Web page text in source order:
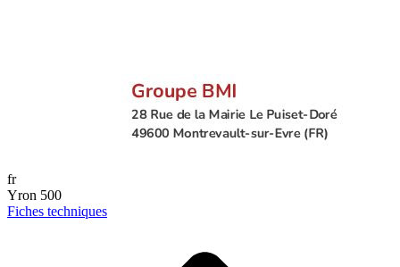
fr
Yron 500
Fiches techniques